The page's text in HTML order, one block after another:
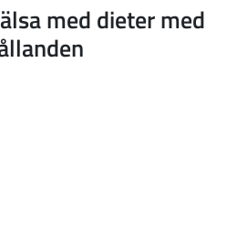
med dieter med